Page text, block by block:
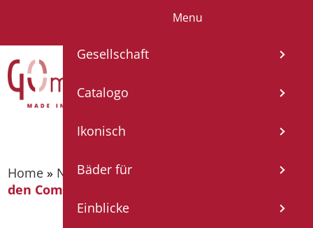
IT EN
Home » Nachrichten»
Prime im Wettbewerb für
den Compasso d’Oro ADI
Menu
Gesellschaft
Catalogo
Ikonisch
Bäder für
Einblicke